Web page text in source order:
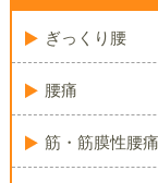
ぎっくり腰
腰痛
筋・筋膜性腰痛